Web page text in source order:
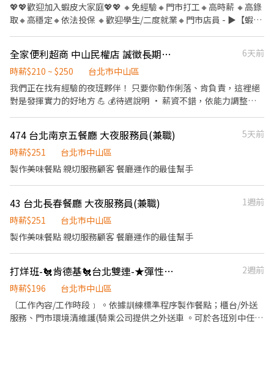
早、假日晚) ⚡信義忠孝 - 智取店 信義區忠孝東路五段764號1樓(缺
早、晚、假日早、假日晚) ⚡信義松山 - 智取店 信義區松山路465巷
15號1樓(缺早、晚、全天、假日早、假日晚) ⚡信義景聯 - 智取店 信
義區吳興街50巷17號1樓(缺早、晚、全天、假日早、假日晚) ⚡信義
智取店 南港區忠孝東路七段584號1樓(缺早、晚、假日早、假日晚)
⚡萬華西園 - 智取店 萬華區西園路二段96巷34號1樓(缺早、假日
早、假日晚) ⚡萬華德昌 - 智取店 萬華區德昌街162號1樓(缺早、
晚、假日早、假日晚) ✅士林大東店 士林區大東路70號1樓(缺晚) ✅
大同重慶二店 大同區重慶北路一段82號1樓(缺早、晚) ✅大同重慶三
店 大同區重慶北路二段233號1樓(缺晚) ✅大安安居店 大安區安居街
35巷2號1樓(缺早) ✅中山林森店 中山區林森北路594號1樓(缺晚) ✅
中山龍江店 中山區龍江路248號1樓(缺晚) ✅中正仁愛店 中正區仁愛
日、月) ✅內湖麗山店 內湖區麗山街348巷9號1樓(缺早、晚、月) ✅
內湖文湖店 內湖區文湖街77號1樓(缺早、晚、月) ✅內湖文德店 內
湖區文德路210巷30弄1號1樓(缺早、午、假日、月) ✅北投三合店
北投區三合街二段414號1樓(缺晚、月) ✅北投光明店 北投區光明路
86號1樓(缺晚、假日) ✅北投西安店 北投區西安街一段155號1樓(缺
晚) ✅北投知行店 北投區知行路225巷4號1樓(缺早、午、晚、月) ✅
信義吳興店 信義區吳興街125號1樓(缺午) ✅信義虎林店 信義區虎林
街87號1樓(缺晚) ✅南港研究店 南港區研究院路二段23號1樓(缺
早、晚、假日、月) ✅南港興中店 南港區興中路28巷3號1樓(缺早、
假日)
💖💖歡迎加入蝦皮大家庭💖💖 🔸免經驗🔸門市打工🔸高時薪 🔸高錄
取🔸高穩定🔸依法投保 🔸歡迎學生/二度就業🔸門市店員 - ▶【蝦皮
5間門市) 4. 有人店無須騎車 5. 須配合調店、支援【提供完整SOP及
店面實習】 - ▶【智取店】：上班時間 固定早班：07:00 - 13:30、
08:30 - 13:30 固定晚班：17:30 - 23:30、18:30 - 24:00 固定夜班：
23:30 - 03:30 (每周至少配合4天，包含假日需排班) - ▶【一般門市
天，包含假日需排班) - ▶【智取門市】：地點自選 🔹【中山區】 中
山中吉 - 智取店：台北市中山區長春路130之4號1樓 中山長春 - 智
取店：台北市中山區長春路197號1樓 中山晴光 - 智取店：台北市中
山區中山北路三段27之1號與25之27號 中山農安 - 智取店：台北市
中山區農安街166號1樓 中山實踐 - 智取店：台北市中山區大直街56
號1樓 🔹【中正區】 中正重慶 - 智取店：台北市中正區重慶南路二
段94號1樓 中正三元 - 智取店：台北市中正區三元街178號1樓 中正
臨沂 - 智取店：台北市中正區臨沂街19巷3號1樓 🔹【萬華區】 萬華
西園 - 智取店：台北市萬華區西園路二段96巷34號1樓 萬華德昌 -
智取店：台北市萬華區德昌街162號1樓 🔹【大同區】 大同延平 - 智
取店：台北市大同區延平北路三段120之1號1樓 大同歸綏 - 智取
店：台北市大同區歸綏街184號1樓 - ▶【一般門市有人店】：地點
自選 🔹【中山區】 中山北安店 - 台北市中山區北安路569-4號1樓
(慢速車) 中山吉林店 - 台北市中山區吉林路390號 (慢速車) 中山林森
店 - 台北市中山區林森北路594號1樓 中山長安店 - 台北市中山區長
全家便利超商 中山民權店 誠徵長期大夜🔥
6天前
時薪$210 ~ $250
台北市中山區
我們正在找有經驗的夜班夥伴！ 只要你動作俐落、肯負責，這裡絕
對是發揮實力的好地方 💪 💰待遇說明 • 薪資不錯，依能力調整！
門市訓練 • 無經驗可，願意學習者尤佳 可長期配合者優先錄取
474 台北南京五餐廳 大夜服務員(兼職)
5天前
時薪$251
台北市中山區
製作美味餐點 親切服務顧客 餐廳運作的最佳幫手
43 台北長春餐廳 大夜服務員(兼職)
1週前
時薪$251
台北市中山區
製作美味餐點 親切服務顧客 餐廳運作的最佳幫手
打烊班-🐔肯德基🐔台北雙連-★彈性周排班★-"$196"-另享外送獎金
2週前
時薪$196
台北市中山區
〔工作內容/工作時段﹞ 。依據訓練標準程序製作餐點；櫃台/外送
服務、門市環境清維護(騎乘公司提供之外送車 。可於各班別中任選